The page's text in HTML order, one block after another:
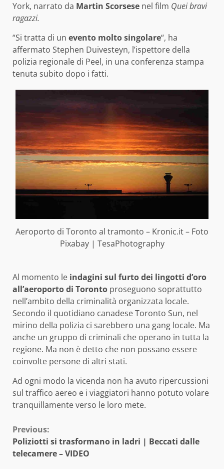
York, narrato da Martin Scorsese nel film Quei bravi
ragazzi.
“Si tratta di un evento molto singolare“, ha
affermato Stephen Duivesteyn, l’ispettore della
polizia regionale di Peel, in una conferenza stampa
tenuta subito dopo i fatti.
Aeroporto di Toronto al tramonto – Kronic.it – Foto
Pixabay | TesaPhotography
Al momento le indagini sul furto dei lingotti d’oro
all’aeroporto di Toronto proseguono soprattutto
nell’ambito della criminalità organizzata locale.
Secondo il quotidiano canadese Toronto Sun, nel
mirino della polizia ci sarebbero una gang locale. Ma
anche un gruppo di criminali che operano in tutta la
regione. Ma non è detto che non possano essere
coinvolte persone di altri stati.
Ad ogni modo la vicenda non ha avuto ripercussioni
sul traffico aereo e i viaggiatori hanno potuto volare
tranquillamente verso le loro mete.
Continue
Reading
Previous:
Poliziotti si trasformano in ladri | Beccati dalle
telecamere – VIDEO